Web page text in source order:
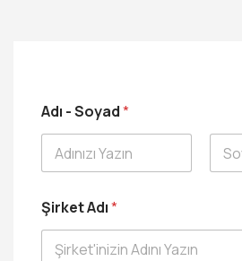
Adı - Soyad*
Şirket Adı*